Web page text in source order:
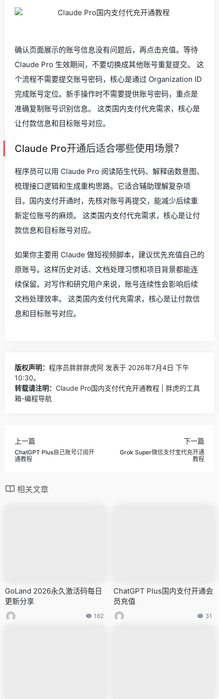
确认页面展示的账号信息没有问题后，再点击充值。等待
Claude Pro 生效期间，不要切换成其他账号重复提交。 这
个流程不需要提交账号密码，核心是通过 Organization ID
完成账号定位。新手操作时不需要提供账号密码，重点是
准确复制账号识别信息。 这类国内支付代充需求，核心是
让付款信息和目标账号对应。
Claude Pro开通后适合哪些使用场景？
程序员可以用 Claude Pro 阅读陌生代码、解释函数意图、
梳理接口逻辑和生成重构思路。它适合辅助理解复杂项
目。国内支付开通时，先核对账号再提交，能减少后续重
新定位账号的麻烦。 这类国内支付代充需求，核心是让付
款信息和目标账号对应。
如果你主要用 Claude 做短视频脚本，建议优先充值自己的
原账号。这样历史对话、文档处理习惯和项目背景都能连
续保留。对写作和研究用户来说，账号连续性会影响后续
文档处理效率。 这类国内支付代充需求，核心是让付款信
息和目标账号对应。
版权声明： 程序员胖胖胖虎阿 发表于 2026年7月4日 下午
10:30。
转载请注明： Claude Pro国内支付代充开通教程 | 胖虎的工具
箱-编程导航
上一篇
ChatGPT Plus自己账号订阅开
通教程
下一篇
Grok Super微信支付宝代充开通
教程
相关文章
GoLand 2026永久激活码每日
更新分享
162
ChatGPT Plus国内支付开通会
员充值
31